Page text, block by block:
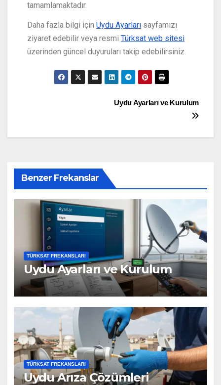
tamamlamaktadır.
Daha fazla bilgi için Uydu Ayarları sayfamızı
ziyaret edebilir veya resmi Türksat web sitesi
üzerinden güncel duyuruları takip edebilirsiniz.
Uydu Ayarları ve Kurulum
Benzer Frekanslar
TÜRKSAT FREKANSLARI
Uydu Ayarları ve Kurulum
TÜRKSAT FREKANSLARI
Uydu Arıza Çözümleri